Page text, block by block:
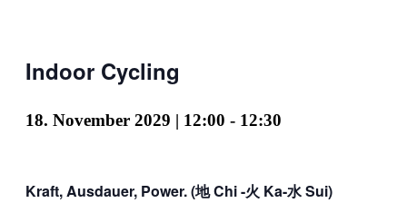
Indoor Cycling
18. November 2029 | 12:00 - 12:30
Kraft, Ausdauer, Power. (地 Chi -火 Ka-水 Sui)